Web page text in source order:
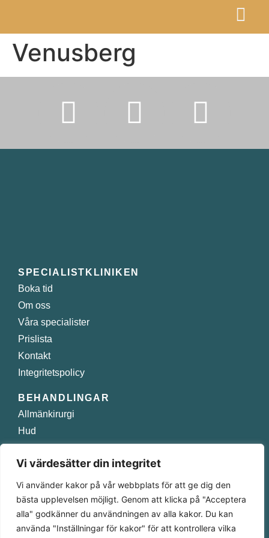
Vi värdesätter din integritet
Vi använder kakor på vår webbplats för att ge dig den
bästa upplevelsen möjligt. Genom att klicka på "Acceptera
alla" godkänner du användningen av alla kakor. Du kan
använda "Inställningar för kakor" för att kontrollera vilka
Venusberg
SPECIALISTKLINIKEN
Boka tid
Om oss
Våra specialister
Prislista
Kontakt
Integritetspolicy
BEHANDLINGAR
Allmänkirurgi
Hud
Plastikkirurgi
Smärtbehandling
Norra Obbolavägen 129 A 904 22 Umeå
090 – 349 58 10